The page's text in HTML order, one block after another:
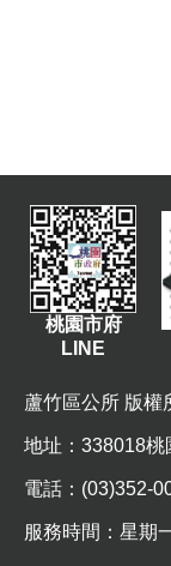
桃園市府
LINE
蘆竹區公所 版權
地址 ：338018
電話：(03)352-
服務時間：星期